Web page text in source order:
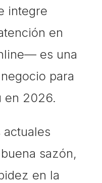
integre
en
es una
para
en 2026.
actuales
sazón,
en la